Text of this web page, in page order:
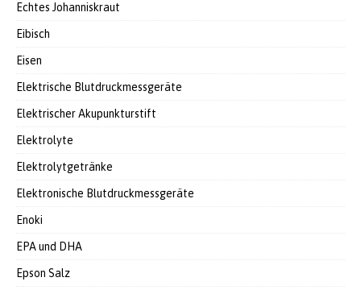
Echtes Johanniskraut
Eibisch
Eisen
Elektrische Blutdruckmessgeräte
Elektrischer Akupunkturstift
Elektrolyte
Elektrolytgetränke
Elektronische Blutdruckmessgeräte
Enoki
EPA und DHA
Epson Salz